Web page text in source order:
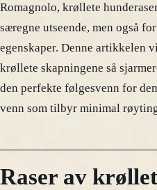
Romagnolo, krøllete
særegne utseende, men også
egenskaper. Denne artikkelen
krøllete skapningene så
den perfekte følgesvenn for
venn som tilbyr minimal
Raser av